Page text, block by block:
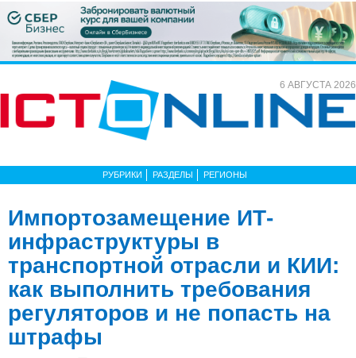
6 АВГУСТА 2026
РУБРИКИ РАЗДЕЛЫ РЕГИОНЫ
Импортозамещение ИТ-
инфраструктуры в
транспортной отрасли и КИИ:
как выполнить требования
регуляторов и не попасть на
штрафы